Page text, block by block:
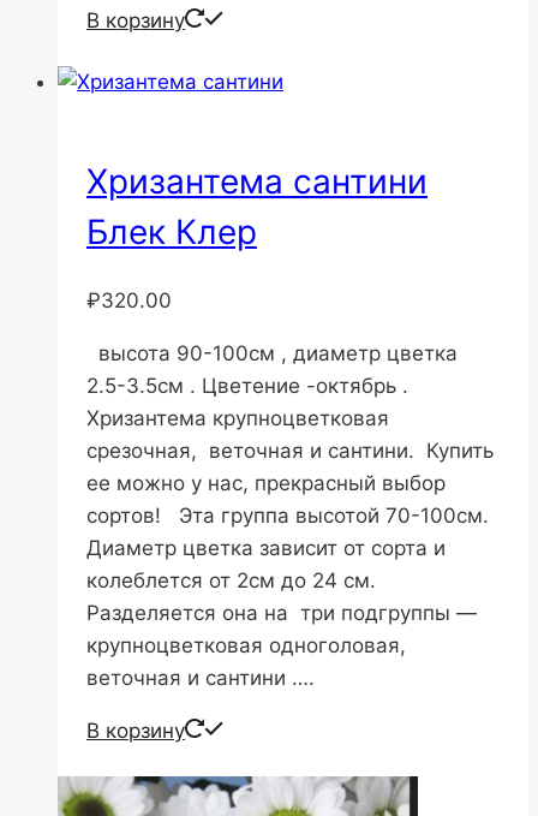
В корзину
Хризантема сантини
Блек Клер
₽320.00
высота 90-100см , диаметр цветка
2.5-3.5см . Цветение -октябрь .
Хризантема крупноцветковая
срезочная, веточная и сантини. Купить
ее можно у нас, прекрасный выбор
сортов! Эта группа высотой 70-100см.
Диаметр цветка зависит от сорта и
колеблется от 2см до 24 см.
Разделяется она на три подгруппы —
крупноцветковая одноголовая,
веточная и сантини ….
В корзину